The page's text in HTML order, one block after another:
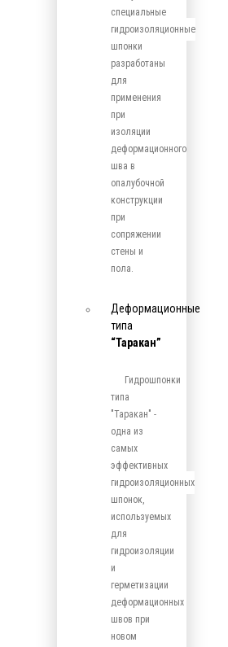
специальные
гидроизоляционные
шпонки
разработаны
для
применения
при
изоляции
деформационного
шва в
опалубочной
конструкции
при
сопряжении
стены и
пола.
Деформационные
типа
“Таракан”
Гидрошпонки
типа
"Таракан" -
одна из
самых
эффективных
гидроизоляционных
шпонок,
используемых
для
гидроизоляции
и
герметизации
деформационных
швов при
новом